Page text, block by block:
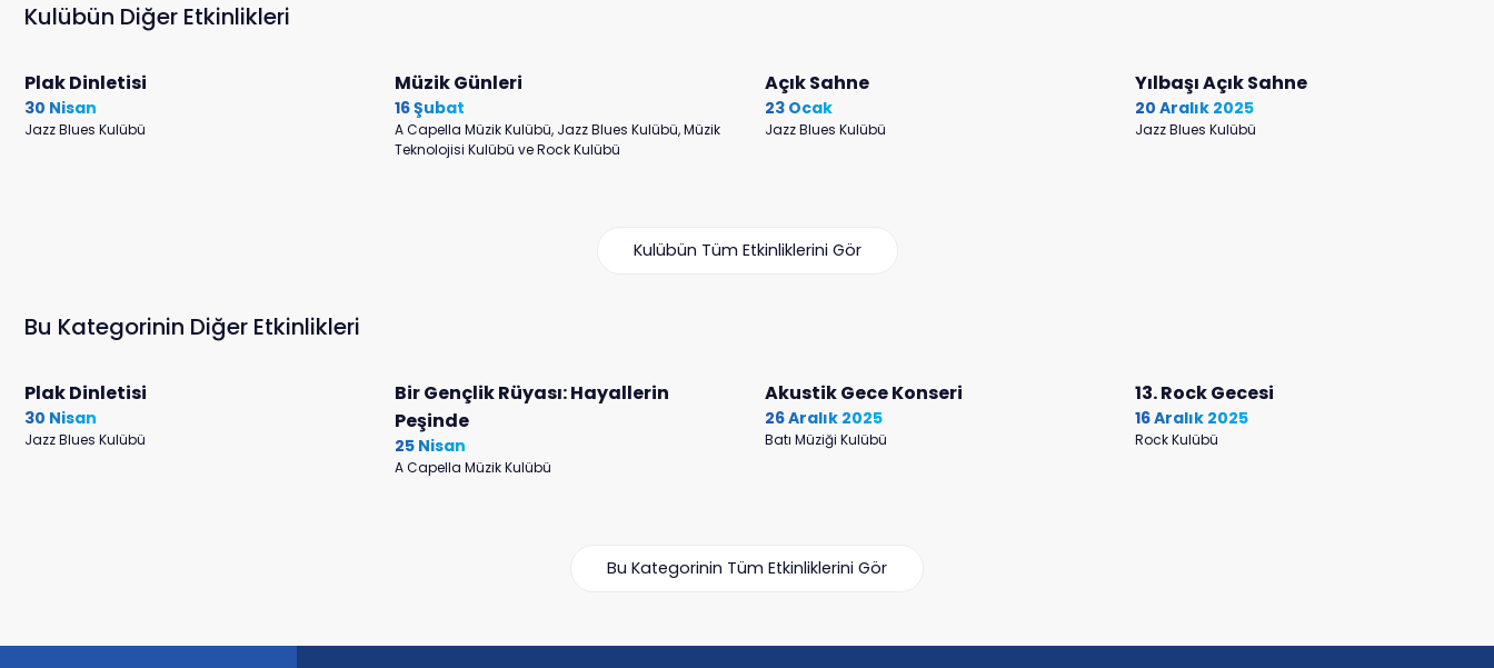
Kulübün Diğer Etkinlikleri
Plak Dinletisi
30 Nisan
Jazz Blues Kulübü
Müzik Günleri
16 Şubat
A Capella Müzik Kulübü, Jazz Blues Kulübü, Müzik
Teknolojisi Kulübü ve Rock Kulübü
Açık Sahne
23 Ocak
Jazz Blues Kulübü
Yılbaşı Açık Sahne
20 Aralık 2025
Jazz Blues Kulübü
Kulübün Tüm Etkinliklerini Gör
Bu Kategorinin Diğer Etkinlikleri
Plak Dinletisi
30 Nisan
Jazz Blues Kulübü
Bir Gençlik Rüyası: Hayallerin
Peşinde
25 Nisan
A Capella Müzik Kulübü
Akustik Gece Konseri
26 Aralık 2025
Batı Müziği Kulübü
13. Rock Gecesi
16 Aralık 2025
Rock Kulübü
Bu Kategorinin Tüm Etkinliklerini Gör